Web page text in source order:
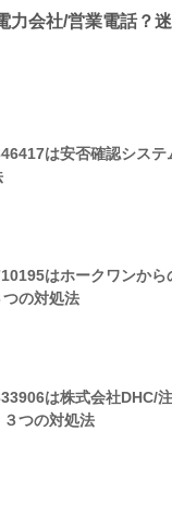
力会社/営業電話？
は安否確認システ
はホークワンから
の対処法
は株式会社DHC/
３つの対処法